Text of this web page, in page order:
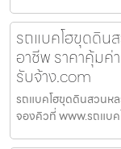
รถแบคโฮขุดดิน
อาชีพ ราคาคุ้มค่
รับจ้าง.com
รถแบคโฮขุดดินสวนห
จองคิวที่ www.รถแบ